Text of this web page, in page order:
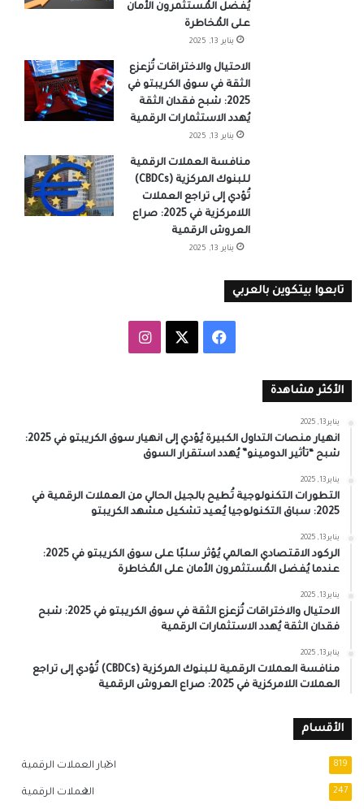
يُفضل المُستثمرون الأمان
على المُخاطرة
يناير 13, 2025
الاحتيال والاختراقات تُزعزع
الثقة في سوق الكريبتو في
2025: شبح فقدان الثقة
يُهدد الاستثمارات الرقمية
يناير 13, 2025
منافسة العملات الرقمية
للبنوك المركزية (CBDCs)
تُؤدي إلى تراجع العملات
اللامركزية في 2025: صراع
العروش الرقمية
يناير 13, 2025
تابعوا بيتكوين بالعربي
فيسبوك انستقرام
الأكثر مشاهدة
يناير 13, 2025
انهيار منصات التداول الكبيرة يُؤدي إلى انهيار سوق الكريبتو في 2025:
شبح “تأثير الدومينو” يُهدد استقرار السوق
يناير 13, 2025
التطورات التكنولوجية تُطيح بالجيل الحالي من العملات الرقمية في
2025: سباق التكنولوجيا يُعيد تشكيل مشهد الكريبتو
يناير 13, 2025
الركود الاقتصادي العالمي يُؤثر سلبًا على سوق الكريبتو في 2025:
عندما يُفضل المُستثمرون الأمان على المُخاطرة
يناير 13, 2025
الاحتيال والاختراقات تُزعزع الثقة في سوق الكريبتو في 2025: شبح
فقدان الثقة يُهدد الاستثمارات الرقمية
يناير 13, 2025
منافسة العملات الرقمية للبنوك المركزية (CBDCs) تُؤدي إلى تراجع
العملات اللامركزية في 2025: صراع العروش الرقمية
الأقسام
اخبار العملات الرقمية 819
العملات الرقمية 247